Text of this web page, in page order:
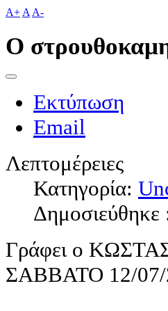
A+ A A-
Ο
Εκτύπωση
Email
Λεπτομέρειες
Κατηγορία:
Δημοσιεύθηκε
Γράφει ο
ΣΑΒΒΑΤΟ 12/